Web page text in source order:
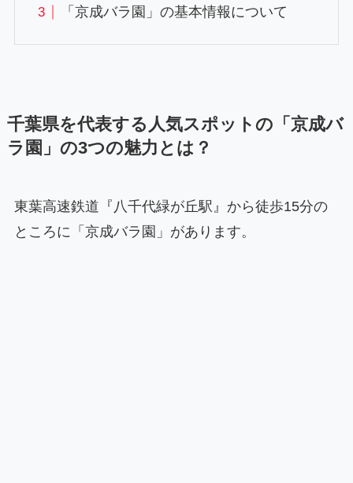
「京成バラ園」の基本情報について
千葉県を代表する人気スポットの「京成バ
ラ園」の3つの魅力とは？
東葉高速鉄道『八千代緑が丘駅』から徒歩15分の
ところに「京成バラ園」があります。